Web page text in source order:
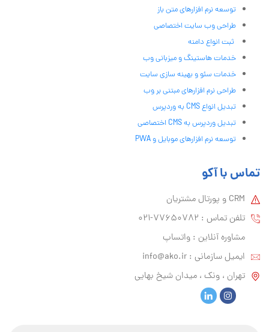
توسعه نرم افزارهای متن باز
طراحی وب سایت اختصاصی
ثبت انواع دامنه
خدمات هاستینگ و میزبانی وب
خدمات سئو و بهینه سازی سایت
طراحی نرم افزارهای مبتنی بر وب
تبدیل انواع CMS به وردپرس
تبدیل وردپرس به CMS اختصاصی
توسعه نرم افزارهای موبایل و PWA
تماس با آکو
CRM و پورتال مشتریان
تلفن تماس :‌ 77650782-021
مشاوره آنلاین : واتساپ
ایمیل سازمانی :‌ info@ako.ir
تهران ، ونک ، میدان شیخ بهایی